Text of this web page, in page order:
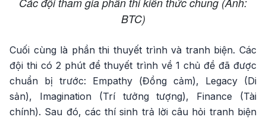
BTC)
Cuối cùng là phần thi thuyết trình và tranh biện. Các
đội thi có 2 phút để thuyết trình về 1 chủ đề đã được
chuẩn bị trước: Empathy (Đồng cảm), Legacy (Di
sản), Imagination (Trí tưởng tượng), Finance (Tài
chính). Sau đó, các thí sinh trả lời câu hỏi tranh biện